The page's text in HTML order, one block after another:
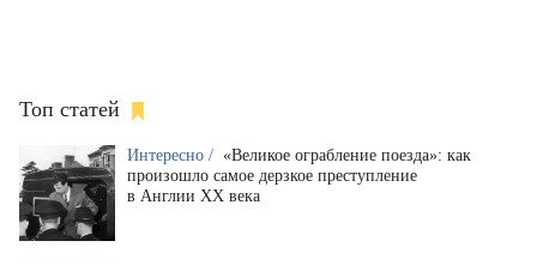
Топ статей
Интересно / «Великое ограбление поезда»: как
произошло самое дерзкое преступление
в Англии XX века